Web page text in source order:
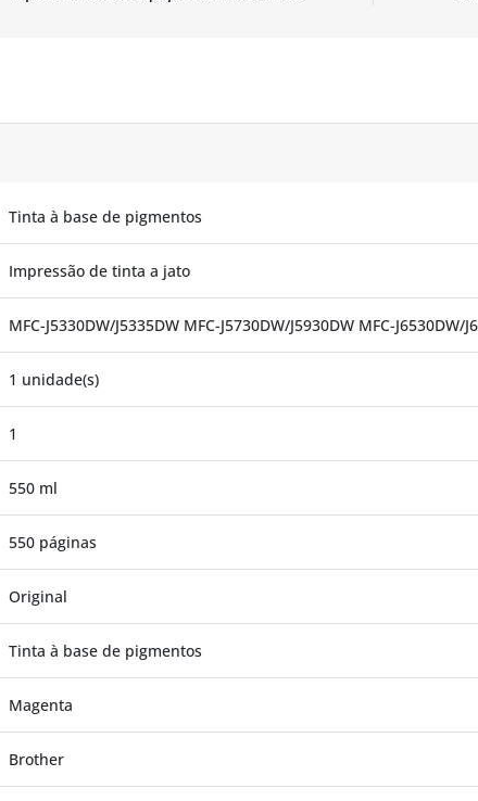
Tinta à base de pigmentos
Impressão de tinta a jato
MFC-J5330DW/J5335DW MFC-J5730DW/J5930DW MFC-J6530DW/
1 unidade(s)
1
550 ml
550 páginas
Original
Tinta à base de pigmentos
Magenta
Brother